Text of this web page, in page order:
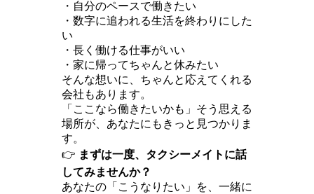
・自分のペースで働きたい
・数字に追われる生活を終わりにした
い
・長く働ける仕事がいい
・家に帰ってちゃんと休みたい
そんな想いに、ちゃんと応えてくれる
会社もあります。
「ここなら働きたいかも」そう思える
場所が、あなたにもきっと見つかりま
す。
👉 まずは一度、タクシーメイトに話
してみませんか？
あなたの「こうなりたい」を、一緒に